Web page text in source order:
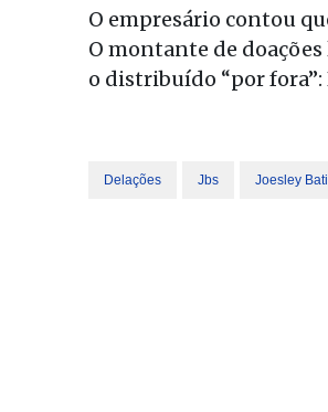
O empresário contou
O montante de
o distribuído “por fora”:
Delações Jbs Joesley